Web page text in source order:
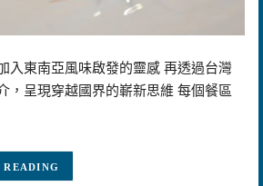
入東南亞風味啟發的靈感 再透過台灣
，呈現穿越國界的嶄新思維 每個餐區
READING